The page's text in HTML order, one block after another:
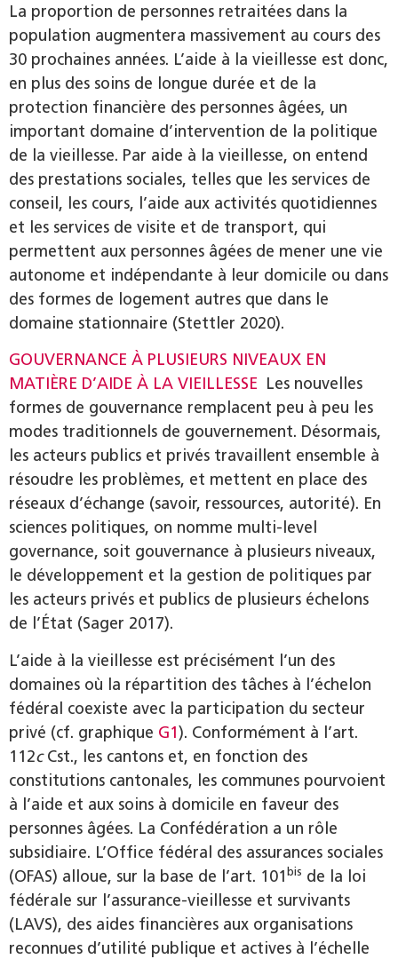
La proportion de personnes retraitées dans la
population augmentera massivement au cours des
30 prochaines années. L’aide à la vieillesse est donc,
en plus des soins de longue durée et de la
protection financière des personnes âgées, un
important domaine d’intervention de la politique
de la vieillesse. Par aide à la vieillesse, on entend
des prestations sociales, telles que les services de
conseil, les cours, l’aide aux activités quotidiennes
et les services de visite et de transport, qui
permettent aux personnes âgées de mener une vie
autonome et indépendante à leur domicile ou dans
des formes de logement autres que dans le
domaine stationnaire (Stettler 2020).
GOUVERNANCE À PLUSIEURS NIVEAUX EN
MATIÈRE D’AIDE À LA VIEILLESSE Les nouvelles
formes de gouvernance remplacent peu à peu les
modes traditionnels de gouvernement. Désormais,
les acteurs publics et privés travaillent ensemble à
résoudre les problèmes, et mettent en place des
réseaux d’échange (savoir, ressources, autorité). En
sciences politiques, on nomme multi-level
governance, soit gouvernance à plusieurs niveaux,
le développement et la gestion de politiques par
les acteurs privés et publics de plusieurs échelons
de l’État (Sager 2017).
L’aide à la vieillesse est précisément l’un des
domaines où la répartition des tâches à l’échelon
fédéral coexiste avec la participation du secteur
privé (cf. graphique G1). Conformément à l’art.
112cCst., les cantons et, en fonction des
constitutions cantonales, les communes pourvoient
à l’aide et aux soins à domicile en faveur des
personnes âgées. La Confédération a un rôle
subsidiaire. L’Office fédéral des assurances sociales
(OFAS) alloue, sur la base de l’art. 101bis de la loi
fédérale sur l’assurance-vieillesse et survivants
(LAVS), des aides financières aux organisations
reconnues d’utilité publique et actives à l’échelle